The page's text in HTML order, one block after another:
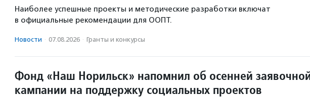
Наиболее успешные проекты и методические разработки включат
в официальные рекомендации для ООПТ.
Новости · 07.08.2026 · Гранты и конкурсы
Фонд «Наш Норильск» напомнил об осенней
кампании на поддержку социальных проектов